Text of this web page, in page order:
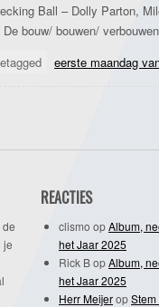
Ball – Dolly Parton,
De bouw/ bouwen/ verbouwen
eerste maandag
je
REACTIES
clismo opAlbum,
het Jaar 2025
Rick BopAlbum,
het Jaar 2025
Herr Meijerop